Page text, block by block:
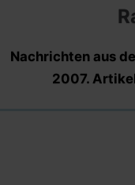
Nachrichten aus
2007.